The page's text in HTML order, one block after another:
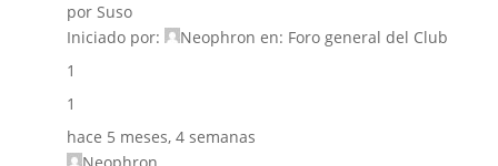
por Suso
Iniciado por:
Neophron en: Foro general del Club
1
1
hace 5 meses, 4 semanas